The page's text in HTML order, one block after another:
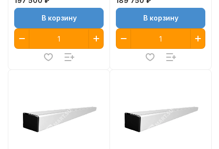
В корзину В корзину